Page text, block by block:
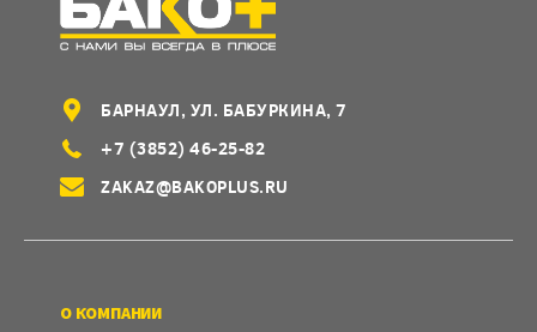
БАРНАУЛ, УЛ. БАБУРКИНА, 7
+7 (3852) 46-25-82
ZAKAZ@BAKOPLUS.RU
О КОМПАНИИ